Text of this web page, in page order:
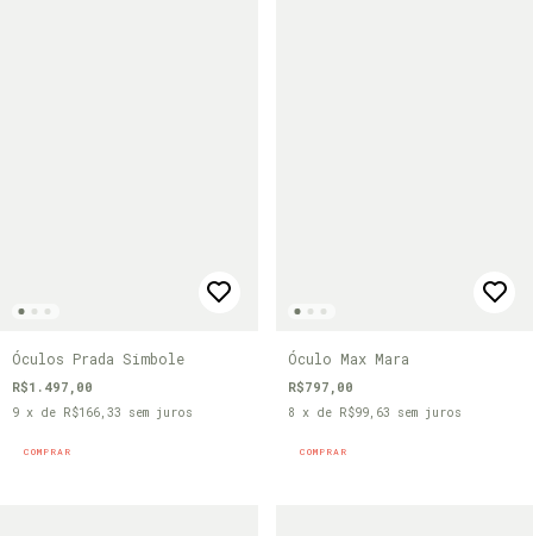
Óculos Prada Simbole
R$1.497,00
9 x de R$166,33 sem juros
COMPRAR
Óculo Max Mara
R$797,00
8 x de R$99,63 sem juros
COMPRAR